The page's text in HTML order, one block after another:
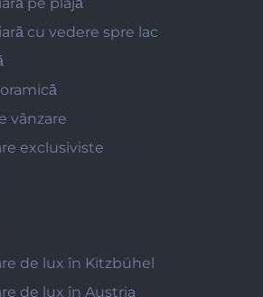
cu vedere spre lac
vânzare
exclusiviste
de lux în Kitzbühel
de lux în Austria